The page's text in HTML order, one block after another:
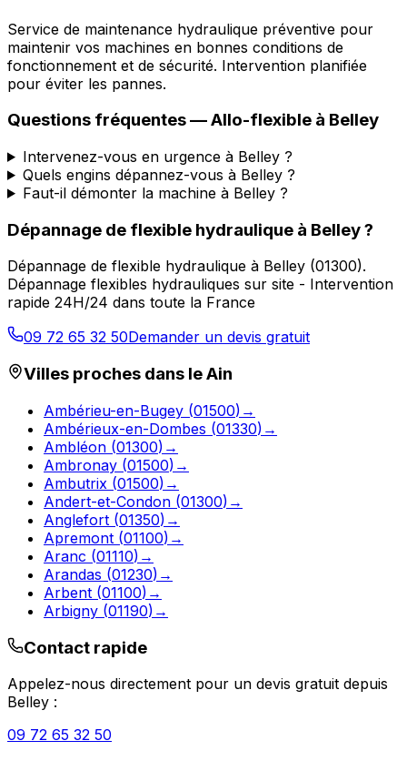
Service de maintenance hydraulique préventive pour
maintenir vos machines en bonnes conditions de
fonctionnement et de sécurité. Intervention planifiée
pour éviter les pannes.
Questions fréquentes —Allo-flexible à Belley
Intervenez-vous en urgence à Belley ?
Quels engins dépannez-vous à Belley ?
Faut-il démonter la machine à Belley ?
Dépannage de flexible hydraulique à Belley?
Dépannage de flexible hydraulique à Belley (01300).
Dépannage flexibles hydrauliques sur site - Intervention
rapide 24H/24 dans toute la France
09 72 65 32 50Demander un devis gratuit
Villes proches dans leAin
Ambérieu-en-Bugey (01500) →
Ambérieux-en-Dombes (01330) →
Ambléon (01300) →
Ambronay (01500) →
Ambutrix (01500) →
Andert-et-Condon (01300) →
Anglefort (01350) →
Apremont (01100) →
Aranc (01110) →
Arandas (01230) →
Arbent (01100) →
Arbigny (01190) →
Contact rapide
Appelez-nous directement pour un devis gratuit depuis
Belley :
09 72 65 32 50